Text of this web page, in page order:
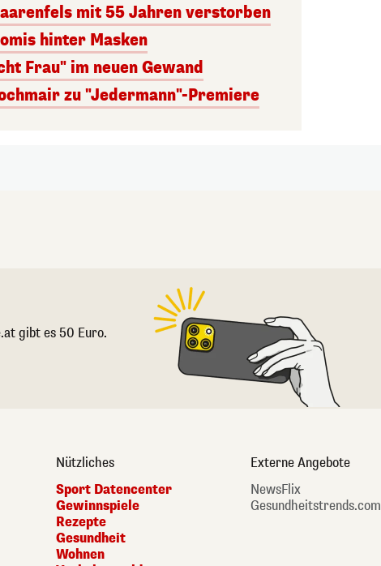
mit 55 Jahren verstorben
hinter Masken
Frau" im neuen Gewand
zu "Jedermann"-Premiere
gibt es 50 Euro.
Nützliches
Sport Datencenter
Gewinnspiele
Rezepte
Gesundheit
Wohnen
Externe Angebote
NewsFlix
Gesundheitstrends.com